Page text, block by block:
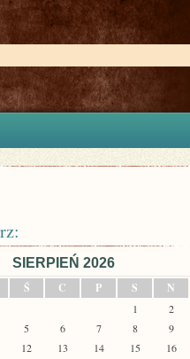
SIERPIEŃ 2026
Ś C P S N
1
2
5 6 7 8
9
12 13 14 15
16